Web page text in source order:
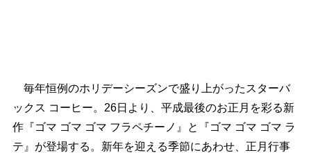
毎年恒例のホリデーシーズンで盛り上がったスターバ
ックス コーヒー。26日より、平成最後のお正月を彩る新
作『ゴマ ゴマ ゴマ フラペチーノ』と『ゴマ ゴマ ゴマ ラ
テ』が登場する。新年を迎える季節にあわせ、正月行事